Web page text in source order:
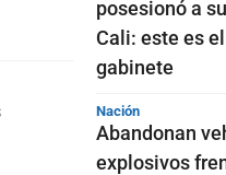
posesionó a
Cali: este es
gabinete
Nación
Abandonan
explosivos